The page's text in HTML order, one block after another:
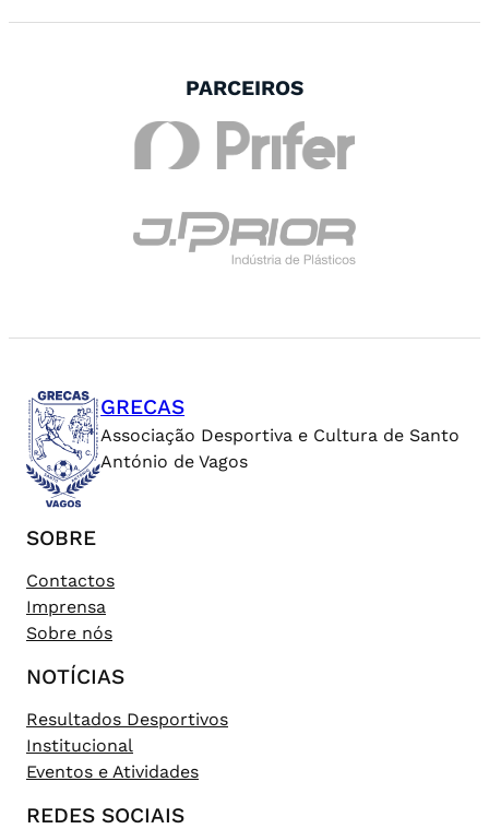
PARCEIROS
GRECAS
Associação Desportiva e Cultura de Santo
António de Vagos
SOBRE
Contactos
Imprensa
Sobre nós
NOTÍCIAS
Resultados Desportivos
Institucional
Eventos e Atividades
REDES SOCIAIS